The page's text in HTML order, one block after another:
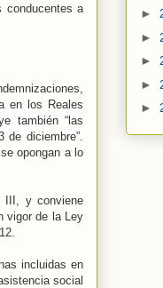
conducentes a
en los Reales
también “las
diciembre”.
opongan a lo
III, y conviene
vigor de la Ley
incluidas en
social
►
►
►
►
►